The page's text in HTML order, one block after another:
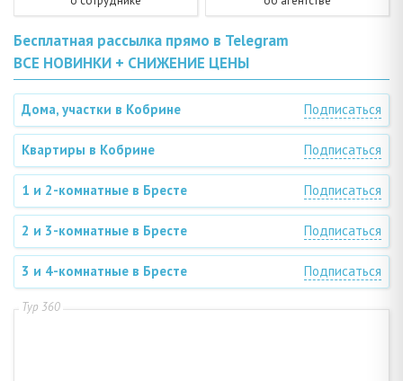
Бесплатная рассылка прямо в Telegram
ВСЕ НОВИНКИ + СНИЖЕНИЕ ЦЕНЫ
Дома, участки в Кобрине Подписаться
Квартиры в Кобрине Подписаться
1 и 2-комнатные в Бресте Подписаться
2 и 3-комнатные в Бресте Подписаться
3 и 4-комнатные в Бресте Подписаться